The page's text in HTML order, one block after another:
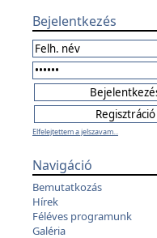
Bejelentkezés
Elfelejtettem a jelszavam...
Navigáció
Bemutatkozás
Hírek
Féléves programunk
Galéria